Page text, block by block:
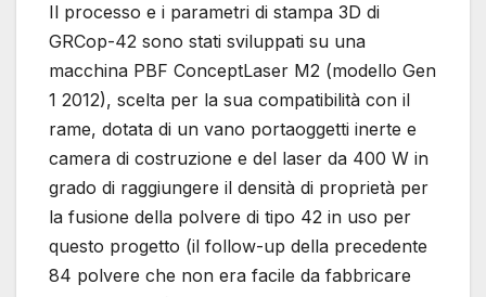
Il processo e i parametri di stampa 3D di
GRCop-42 sono stati sviluppati su una
macchina PBF ConceptLaser M2 (modello Gen
1 2012), scelta per la sua compatibilità con il
rame, dotata di un vano portaoggetti inerte e
camera di costruzione e del laser da 400 W in
grado di raggiungere il densità di proprietà per
la fusione della polvere di tipo 42 in uso per
questo progetto (il follow-up della precedente
84 polvere che non era facile da fabbricare